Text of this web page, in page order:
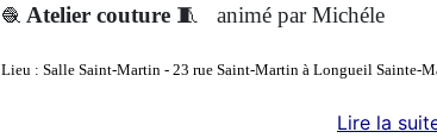
🧶 Atelier couture🧵 animé par Michéle
Lieu : Salle Saint-Martin - 23 rue Saint-Martin à Longueil Sainte-
Lire la